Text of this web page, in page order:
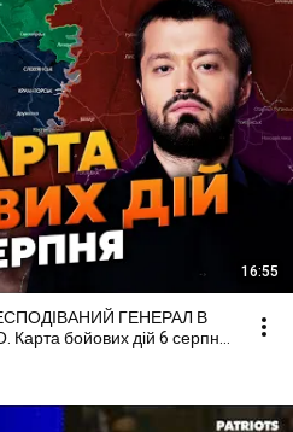
16:55
ГЕНЕРАЛ В
бойових дій 6 серпня: